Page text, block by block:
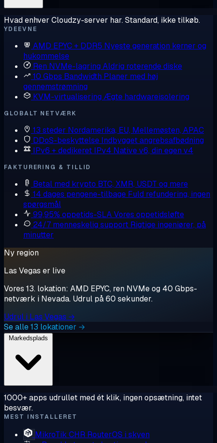
Hvad enhver Cloudzy-server har. Standard, ikke tilkøb.
YDEEVNE
AMD EPYC + DDR5 Nyeste generation kerner og
hukommelse
Ren NVMe-lagring Aldrig roterende diske
10 Gbps Bandwidth Planer med høj
gennemstrømning
KVM-virtualisering Ægte hardwareisolering
GLOBALT NETVÆRK
13 steder Nordamerika, EU, Mellemøsten, APAC
DDoS-beskyttelse Indbygget angrebsafbødning
IPv6 + dedikeret IPv4 Native v6, din egen v4
FAKTURERING & TILLID
Betal med krypto BTC, XMR, USDT og mere
14 dages pengene-tilbage Fuld refundering, ingen
spørgsmål
99,95% oppetids-SLAVores oppetidsløfte
24/7 menneskelig support Rigtige ingeniører, på
minutter
Ny region
Las Vegas er live
Vores 13. lokation: AMD EPYC, ren NVMe og 40 Gbps-
netværk i Nevada. Udrul på 60 sekunder.
Udrul i Las Vegas →
Se alle 13 lokationer →
1000+ apps udrullet med ét klik, ingen opsætning, intet
besvær.
MEST INSTALLERET
MikroTik CHR RouterOS i skyen